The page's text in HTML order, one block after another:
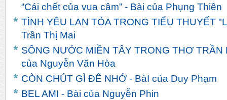
“Cái chết của vua câm” - Bài của Phụng Thiên
TÌNH YÊU LAN TỎA TRONG TIỂU THUYẾT
Trần Thị Mai
SÔNG NƯỚC MIỀN TÂY TRONG THƠ
của Nguyễn Văn Hòa
CÒN CHÚT GÌ ĐỂ NHỚ - BàI của Duy Phạm
BEL AMI - Bài của Nguyễn Phin